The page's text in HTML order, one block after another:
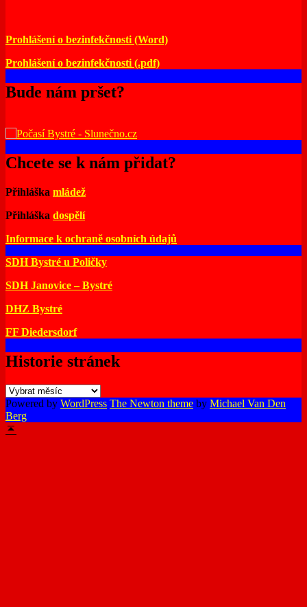
Prohlášení o bezinfekčnosti (Word)
Prohlášení o bezinfekčnosti (.pdf)
Bude nám pršet?
Chcete se k nám přidat?
Přihláška mládež
Přihláška dospělí
Informace k ochraně osobních údajů
SDH Bystré u Poličky
SDH Janovice – Bystré
DHZ Bystré
FF Diedersdorf
Historie stránek
Historie
stránek
Powered by WordPress The Newton theme by Michael Van Den
Berg